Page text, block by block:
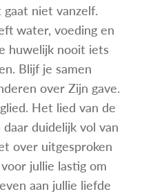
niet vanzelf.
water, voeding en
huwelijk nooit iets
Blijf je samen
over Zijn gave.
Het lied van de
duidelijk vol van
over uitgesproken
jullie lastig om
aan jullie liefde